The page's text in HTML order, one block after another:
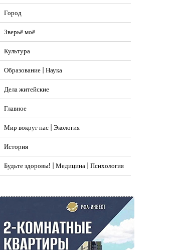
Город
Зверьё моё
Культура
Образование | Наука
Дела житейские
Главное
Мир вокруг нас | Экология
История
Будьте здоровы! | Медицина | Психология